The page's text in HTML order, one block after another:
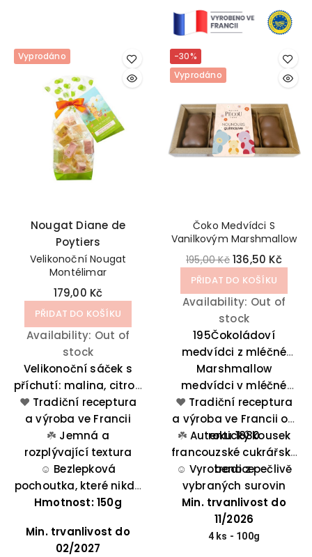
Vyprodáno
Nougat Diane de
Poytiers
Velikonoční Nougat
Montélimar
179,00 Kč
PŘIDAT DO KOŠÍKU
Availability: Out of
stock
Velikonoční sáček s
příchutí: malina, citron
a pistácie. Součástí
balení je i
omalovánka.
❤️ Tradiční receptura
a výroba ve Francii
☘️ Jemná a
rozplývající textura
☺️ Bezlepková
pochoutka, které nikdo
neodolá
Hmotnost: 150g
Min. trvanlivost do
02/2027
-30%
Vyprodáno
Čoko Medvídci S
Vanilkovým Marshmallow
195,00 Kč 136,50 Kč
PŘIDAT DO KOŠÍKU
Availability: Out of
stock
195Čokoládoví
medvídci z mléčné
čokolády plněné
vanilkovým
marschmallow - 4ks.
Marshmallow
medvídci v mléčné
čokoládě – jemně se
rozplývají na jazyku,
křupnou při prvním
soustu a potěší
pokaždé, když máte
chuť na něco
výjimečného.
❤️ Tradiční receptura
a výroba ve Francii od
roku 1880
☘️ Autentický kousek
francouzské cukrářské
tradice
☺️ Vyrobeno z pečlivě
vybraných surovin
Min. trvanlivost do
11/2026
4 ks - 100g